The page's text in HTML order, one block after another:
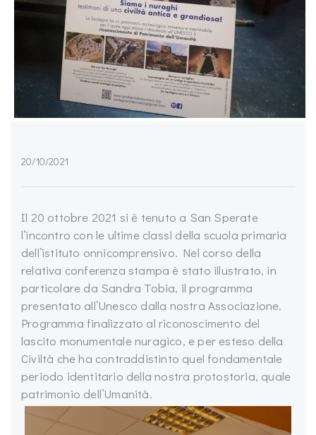
20/10/2021
Il 20 ottobre 2021 si è tenuto a San Sperate
l’incontro con le ultime classi della scuola primaria
dell’istituto onnicomprensivo. Nel corso della
relativa conferenza stampa è stato illustrato, in
particolare da Sandra Tobia, il programma
presentato all’Unesco dalla nostra Associazione.
Programma finalizzato al riconoscimento del
lascito monumentale nuragico, e per esteso della
Civiltà che ha contraddistinto quel fondamentale
periodo identitario della nostra protostoria, quale
patrimonio dell’Umanità.